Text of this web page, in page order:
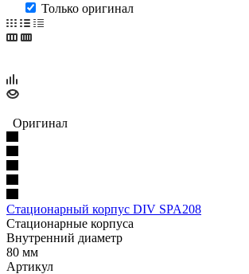
Только оригинал
Оригинал
Стационарный корпус DIV SPA208
Стационарные корпуса
Внутренний диаметр
80 мм
Артикул